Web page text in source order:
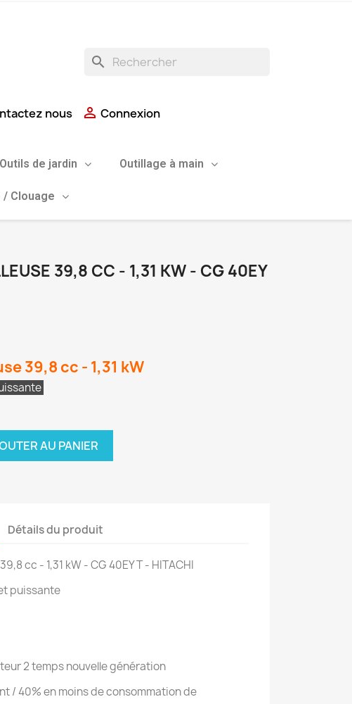
search
nous  Connexion
Outils de jardin Outillage à main
Clouage
39,8 CC - 1,31 KW - CG 40EY
39,8 cc - 1,31 kW
AU PANIER
Détails du produit
cc - 1,31 kW - CG 40EY T - HITACHI
puissante
2 temps nouvelle génération
/ 40% en moins de consommation de